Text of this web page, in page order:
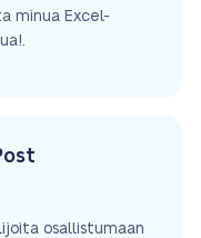
minua Excel-
osallistumaan